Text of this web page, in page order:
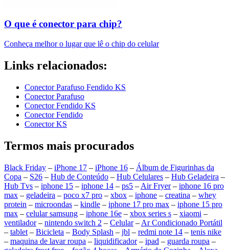
O que é conector para chip?
Conheça melhor o lugar que lê o chip do celular
Links relacionados:
Conector Parafuso Fendido KS
Conector Parafuso
Conector Fendido KS
Conector Fendido
Conector KS
Termos mais procurados
Black Friday – iPhone 17 – iPhone 16 – Álbum de Figurinhas da
Copa – S26 – Hub de Conteúdo – Hub Celulares – Hub Geladeira –
Hub Tvs – iphone 15 – iphone 14 – ps5 – Air Fryer– iphone 16 pro
max – geladeira – poco x7 pro – xbox – iphone – creatina – whey
protein – microondas – kindle – iphone 17 pro max – iphone 15 pro
max – celular samsung – iphone 16e – xbox series s – xiaomi –
ventilador– nintendo switch 2 – Celular– Ar Condicionado Portátil
– tablet – Bicicleta – Body Splash – jbl – redmi note 14 – tenis nike
– maquina de lavar roupa – liquidificador– ipad – guarda roupa –